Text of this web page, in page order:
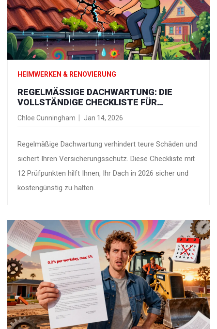
HEIMWERKEN & RENOVIERUNG
REGELMÄSSIGE DACHWARTUNG: DIE V
OLLSTÄNDIGE CHECKLISTE FÜR H
AUSBESITZER IN 2026
Chloe Cunningham Jan 14, 2026
Regelmäßige Dachwartung verhindert teure Schäden und
sichert Ihren Versicherungsschutz. Diese Checkliste mit
12 Prüfpunkten hilft Ihnen, Ihr Dach in 2026 sicher und
kostengünstig zu halten.